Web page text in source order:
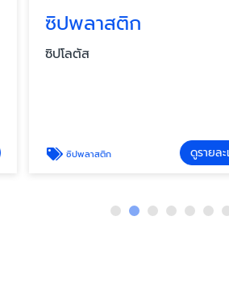
าสติก
ติก ดูรายละเอียด